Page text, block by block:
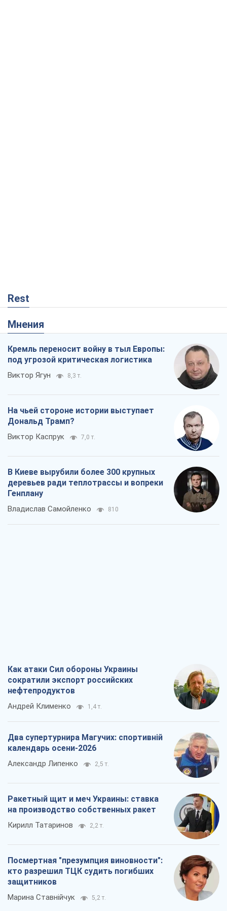
Rest
Мнения
Кремль переносит войну в тыл Европы:
под угрозой критическая логистика
Виктор Ягун 8,3 т.
На чьей стороне истории выступает
Дональд Трамп?
Виктор Каспрук 7,0 т.
В Киеве вырубили более 300 крупных
деревьев ради теплотрассы и вопреки
Генплану
Владислав Самойленко 810
Как атаки Сил обороны Украины
сократили экспорт российских
нефтепродуктов
Андрей Клименко 1,4 т.
Два супертурнира Магучих: спортивній
календарь осени-2026
Александр Липенко 2,5 т.
Ракетный щит и меч Украины: ставка
на производство собственных ракет
Кирилл Татаринов 2,2 т.
Посмертная "презумпция виновности":
кто разрешил ТЦК судить погибших
защитников
Марина Ставнійчук 5,2 т.